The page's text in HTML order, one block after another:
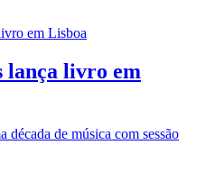
lança livro em
década de música com sessão